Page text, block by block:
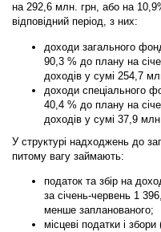
на 292,6 млн. грн, або на
відповідний період, з них:
доходи загального
90,3 % до плану на
доходів у сумі 254,7
доходи спеціального
40,4 % до плану на
доходів у сумі 37,9
У структурі надходжень до
питому вагу займають:
податок та збір на
за січень-червень 1
менше запланованого;
місцеві податки і